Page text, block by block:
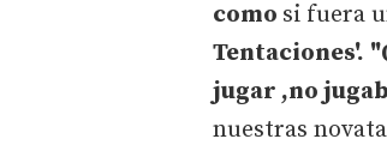
como si fuera
Tentaciones'.
jugar ,no
nuestras